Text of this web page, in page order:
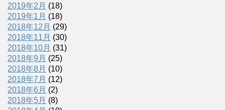
2019年2月 (18)
2019年1月 (18)
2018年12月 (29)
2018年11月 (30)
2018年10月 (31)
2018年9月 (25)
2018年8月 (10)
2018年7月 (12)
2018年6月 (2)
2018年5月 (8)